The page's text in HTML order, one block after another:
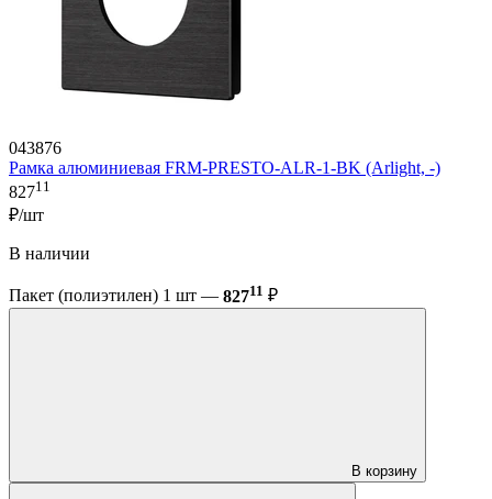
043876
Рамка алюминиевая FRM-PRESTO-ALR-1-BK (Arlight, -)
82711
₽/шт
В наличии
Пакет (полиэтилен) 1 шт — 82711 ₽
В корзину